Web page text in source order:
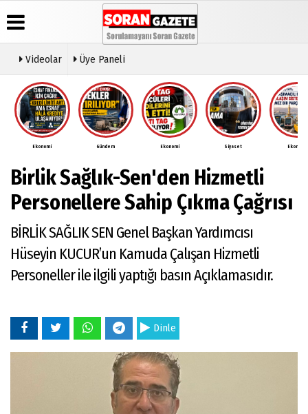
Üye Paneli
Haber
Arşivi
Haberleri
Anketler
Video
Galeri
Künye
İletişim
Çerez
Gizlilik
İlkeleri
Videolar Üye Paneli
Ekonomi Gündem Ekonomi Siyaset Ekonomi
Birlik Sağlık-Sen'den Hizmetli
Personellere Sahip Çıkma Çağrısı
BİRLİK SAĞLIK SEN Genel Başkan Yardımcısı
Hüseyin KUCUR’un Kamuda Çalışan Hizmetli
Personeller ile ilgili yaptığı basın Açıklamasıdır.
Dinle